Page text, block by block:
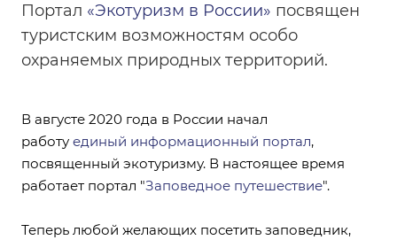
Портал «Экотуризм в России» посвящен
туристским возможностям особо
охраняемых природных территорий.
В августе 2020 года в России начал
работу единый информационный портал,
посвященный экотуризму. В настоящее время
работает портал "Заповедное путешествие".
Теперь любой желающих посетить заповедник,